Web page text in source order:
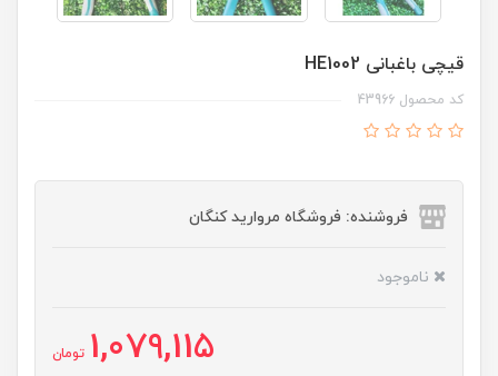
قیچی باغبانی HE1002
کد محصول 43966
فروشنده: فروشگاه مروارید کنگان
ناموجود
1,079,115 تومان